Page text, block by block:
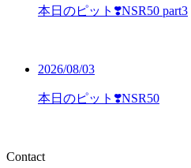
本日のピット❣️NSR50 part3
2026/08/03
本日のピット❣️NSR50
Contact